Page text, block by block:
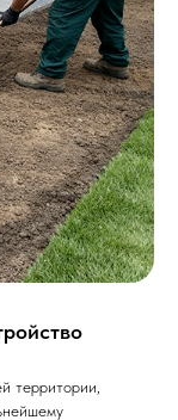
территории,